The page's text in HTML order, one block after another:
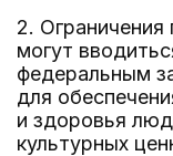
2.
могут
федеральным
для
и здоровья
культурных